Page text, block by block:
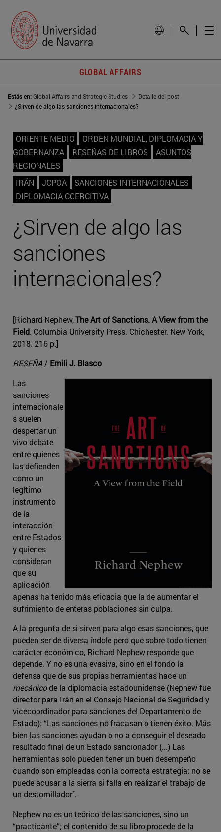
GLOBAL AFFAIRS
Estás en:Global Affairs and Strategic Studies
Detalle del post
¿Sirven de algo las sanciones internacionales?
ORIENTE MEDIO
ORDEN MUNDIAL, DIPLOMACIA Y
GOBERNANZA
RESEÑAS DE LIBROS
ASUNTOS
REGIONALES
IRÁN
JCPOA
SANCIONES INTERNACIONALES
DIPLOMACIA COERCITIVA
¿Sirven de algo las
sanciones
internacionales?
[Richard Nephew,The Art of Sanctions. A View from the
Field. Columbia University Press. Chichester. New York,
2018. 216 p.]
RESEÑA / Emili J. Blasco
Las
sanciones
internacionale
s suelen
despertar un
vivo debate
entre quienes
las defienden
como un
legítimo
instrumento
de la
interacción
entre Estados
y quienes
consideran
que su
aplicación
apenas ha tenido más eficacia que la de aumentar el
sufrimiento de enteras poblaciones sin culpa.
A la pregunta de si sirven para algo esas sanciones, que
pueden ser de diversa índole pero que sobre todo tienen
carácter económico, Richard Nephew responde que
depende. Y no es una evasiva, sino en el fondo la
defensa que de sus propias herramientas hace un
mecánicode la diplomacia estadounidense (Nephew fue
director para Irán en el Consejo Nacional de Seguridad y
vicecoordinador para sanciones del Departamento de
Estado): “Las sanciones no fracasan o tienen éxito. Más
bien las sanciones ayudan o no a conseguir el deseado
resultado final de un Estado sancionador (...) Las
herramientas solo pueden tener un buen desempeño
cuando son empleadas con la correcta estrategia; no se
puede acusar a la sierra si falla en realizar el trabajo de
un destornillador”.
Nephew no es un teórico de las sanciones, sino un
“practicante”; el contenido de su libro procede de la